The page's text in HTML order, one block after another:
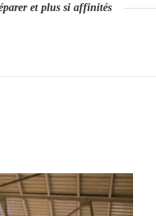
et plus si affinités